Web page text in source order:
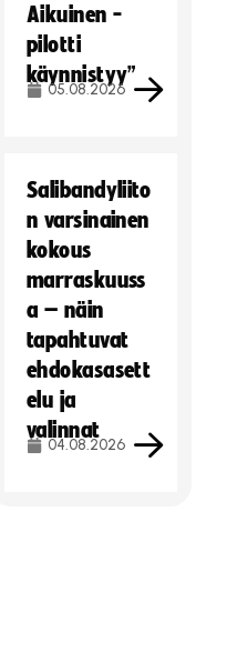
Aikuinen -
pilotti
käynnistyy”
05.08.2026
Salibandyliito
n varsinainen
kokous
marraskuuss
a – näin
tapahtuvat
ehdokasasett
elu ja
valinnat
04.08.2026